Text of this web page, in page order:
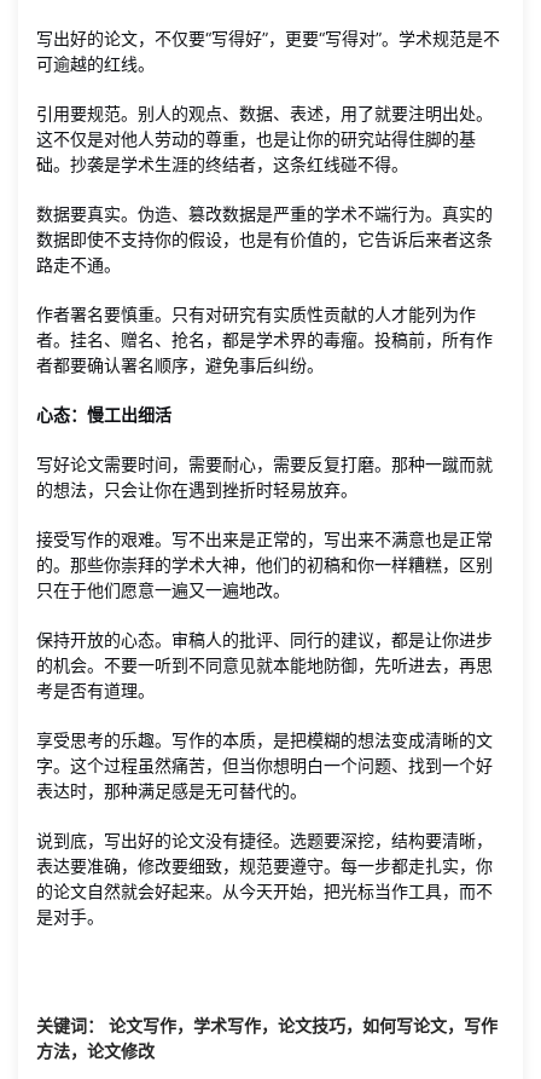
写出好的论文，不仅要“写得好”，更要“写得对”。学术规范是不
可逾越的红线。
引用要规范。别人的观点、数据、表述，用了就要注明出处。
这不仅是对他人劳动的尊重，也是让你的研究站得住脚的基
础。抄袭是学术生涯的终结者，这条红线碰不得。
数据要真实。伪造、篡改数据是严重的学术不端行为。真实的
数据即使不支持你的假设，也是有价值的，它告诉后来者这条
路走不通。
作者署名要慎重。只有对研究有实质性贡献的人才能列为作
者。挂名、赠名、抢名，都是学术界的毒瘤。投稿前，所有作
者都要确认署名顺序，避免事后纠纷。
心态：慢工出细活
写好论文需要时间，需要耐心，需要反复打磨。那种一蹴而就
的想法，只会让你在遇到挫折时轻易放弃。
接受写作的艰难。写不出来是正常的，写出来不满意也是正常
的。那些你崇拜的学术大神，他们的初稿和你一样糟糕，区别
只在于他们愿意一遍又一遍地改。
保持开放的心态。审稿人的批评、同行的建议，都是让你进步
的机会。不要一听到不同意见就本能地防御，先听进去，再思
考是否有道理。
享受思考的乐趣。写作的本质，是把模糊的想法变成清晰的文
字。这个过程虽然痛苦，但当你想明白一个问题、找到一个好
表达时，那种满足感是无可替代的。
说到底，写出好的论文没有捷径。选题要深挖，结构要清晰，
表达要准确，修改要细致，规范要遵守。每一步都走扎实，你
的论文自然就会好起来。从今天开始，把光标当作工具，而不
是对手。
关键词： 论文写作，学术写作，论文技巧，如何写论文，写作
方法，论文修改